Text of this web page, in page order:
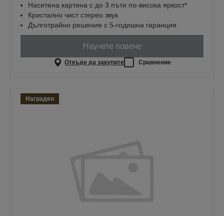
Наситена картина с до 3 пъти по-висока яркост*
Кристално чист стерео звук
Дълготрайно решение с 5-годишна гаранция
Научете повече
Откъде да закупите Сравнение
Награден